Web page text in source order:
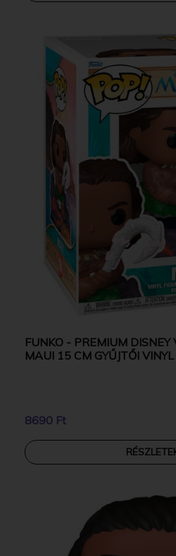
FUNKO - PREMIUM
MAUI 15 CM GYŰJTŐI
8690 Ft